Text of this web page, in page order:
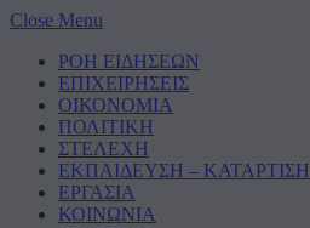
Close Menu
ΡΟΗ ΕΙΔΗΣΕΩΝ
ΕΠΙΧΕΙΡΗΣΕΙΣ
ΟΙΚΟΝΟΜΙΑ
ΠΟΛΙΤΙΚΗ
ΣΤΕΛΕΧΗ
ΕΚΠΑΙΔΕΥΣΗ – ΚΑΤΑΡΤΙΣΗ
ΕΡΓΑΣΙΑ
ΚΟΙΝΩΝΙΑ